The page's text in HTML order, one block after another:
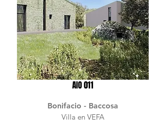
AIO 011
Bonifacio - Baccosa
Villa en VEFA